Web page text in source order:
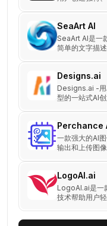
SeaArt AI
SeaArt AI是一
简单的文字描
Designs.ai
Designs.ai -用
型的一站式AI创
Perchance
一款强大的AI
输出和上传图
LogoAI.ai
LogoAI.ai是一
技术帮助用户